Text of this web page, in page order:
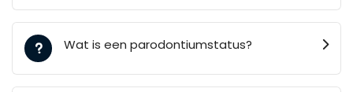
Wat is een parodontiumstatus?